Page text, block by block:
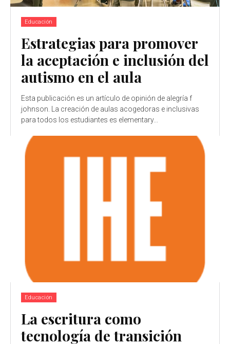
Educación
Estrategias para promover
la aceptación e inclusión del
autismo en el aula
Esta publicación es un artículo de opinión de alegría f
johnson. La creación de aulas acogedoras e inclusivas
para todos los estudiantes es elementary...
Educación
La escritura como
tecnología de transición